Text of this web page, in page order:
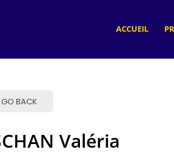
ACCUEIL
GO BACK
Valéria